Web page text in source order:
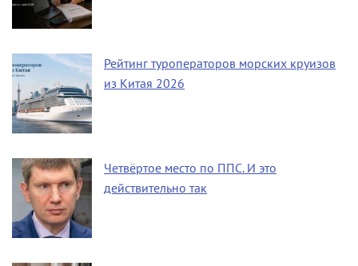
Рейтинг туроператоров морских круизов
из Китая 2026
Четвёртое место по ППС. И это
действительно так